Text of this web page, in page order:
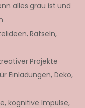
alles grau ist und
Rätseln,
Projekte
Einladungen, Deko,
kognitive Impulse,